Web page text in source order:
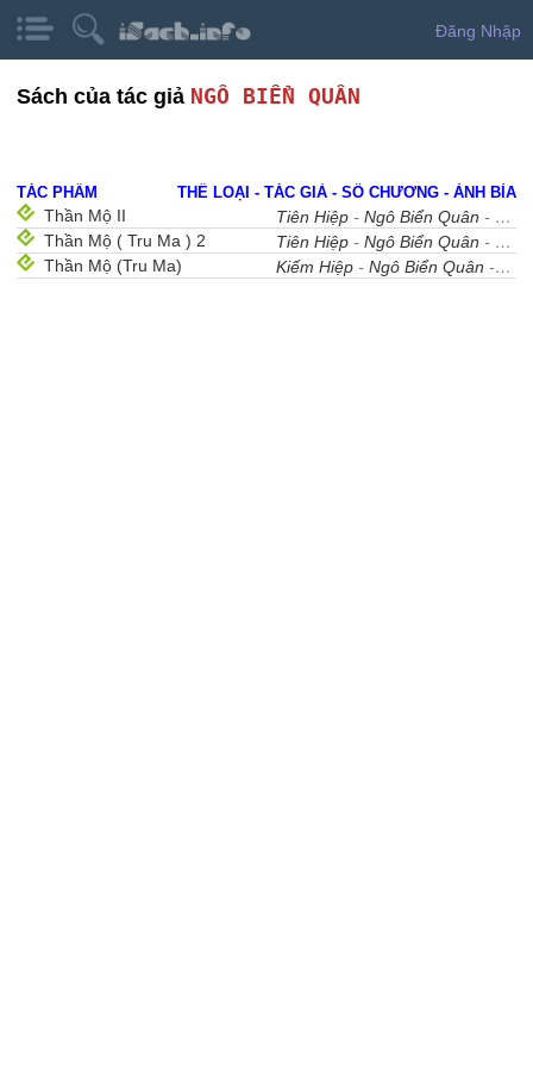
Đăng Nhập
Sách của tác giả NGÔ BIỂN QUÂN
TÁC PHẨM THỂ LOẠI - TÁC GIẢ - SỐ CHƯƠNG - ẢNH BÌA
Thần Mộ II Tiên Hiệp -Ngô Biển Quân - 513
Thần Mộ ( Tru Ma ) 2
Tiên Hiệp -Ngô Biển Quân - 512
Thần Mộ (Tru Ma)
Kiếm Hiệp -Ngô Biển Quân - 70